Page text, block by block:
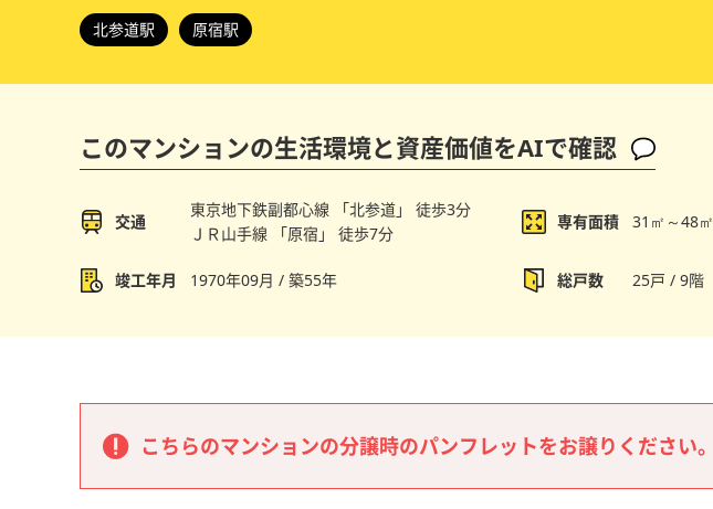
北参道駅 原宿駅
このマンションの生活環境と資産価値をAIで確認
交通
東京地下鉄副都心線 「北参道」 徒歩3分
ＪＲ山手線 「原宿」 徒歩7分
専有面積 31㎡～48㎡
竣工年月 1970年09月 / 築55年 総戸数 25戸 / 9階
こちらのマンションの分譲時のパンフレットをお譲りください。